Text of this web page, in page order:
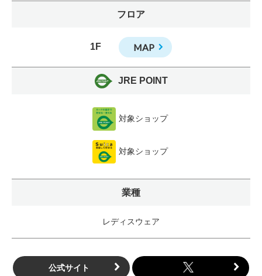
フロア
1F MAP
JRE POINT
対象ショップ
対象ショップ
業種
レディスウェア
公式サイト